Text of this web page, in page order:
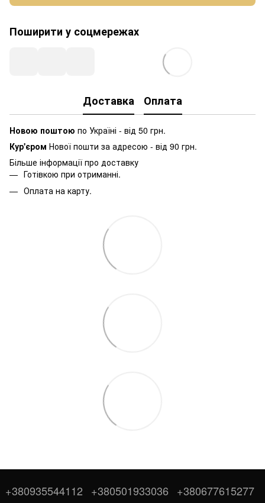
Поширити у соцмережах
Доставка Оплата
Новою поштою по Україні - від 50 грн.
Кур'єром Нової пошти за адресою - від 90 грн.
Більше інформації про доставку
Готівкою при отриманні.
Оплата на карту.
+380935544112 +380501933036 +380677615277